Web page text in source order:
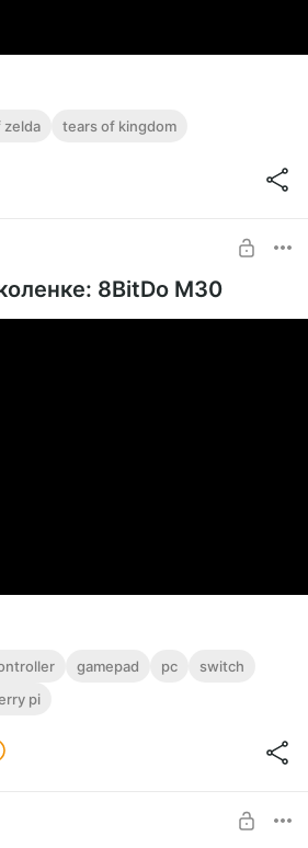
zelda tears of kingdom
8BitDo M30
gamepad pc
switch
pi